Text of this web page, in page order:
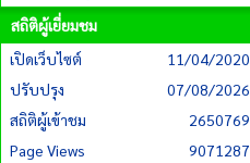
สถิติผู้เยี่ยมชม
เปิดเว็บไซต์
11/04/2020
ปรับปรุง
07/08/2026
สถิติผู้เข้าชม
2650769
Page Views
9071287